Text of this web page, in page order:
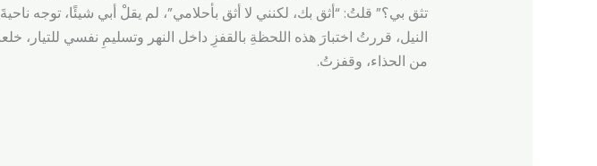
تثق بي؟” قلتُ: “أثق بك، لكنني لا أثق بأحلامي”، لم يقلْ أبي شيئًا،
النيل، قررتُ اختبارَ هذه اللحظةِ بالقفزِ داخل النهر وتسليمِ نفسي
من الحذاء، وقفزتُ.